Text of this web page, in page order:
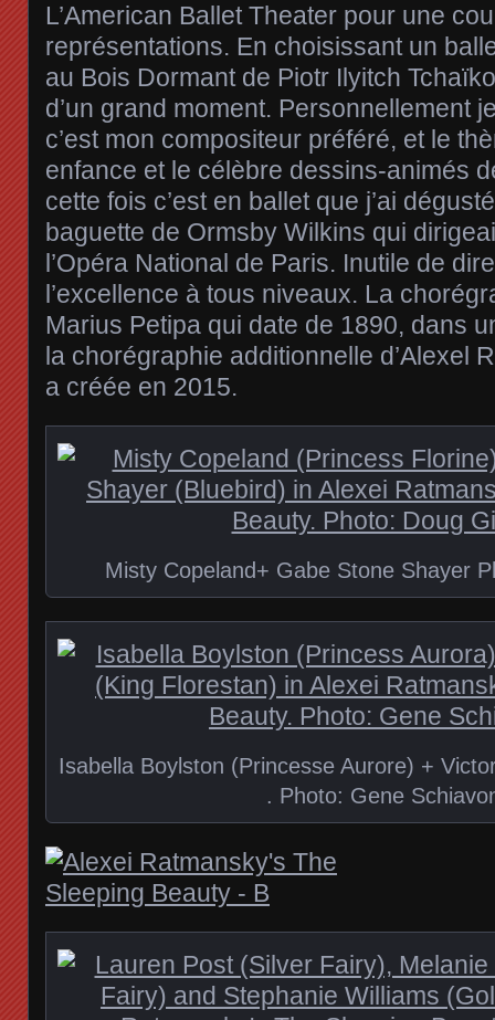
L’American Ballet Theater pour une
représentations. En choisissant un
au Bois Dormant de Piotr Ilyitch
d’un grand moment. Personnellement
c’est mon compositeur préféré, et le
enfance et le célèbre dessins-animés
cette fois c’est en ballet que j’ai
baguette de Ormsby Wilkins qui
l’Opéra National de Paris. Inutile de
l’excellence à tous niveaux. La
Marius Petipa qui date de 1890, dans
la chorégraphie additionnelle d’Alexel
a créée en 2015.
Misty Copeland+ Gabe Stone Shayer
Isabella Boylston (Princesse Aurore) +
. Photo: Gene